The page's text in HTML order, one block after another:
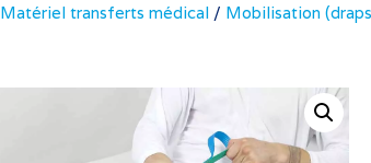
Matériel transferts médical / Mobilisation